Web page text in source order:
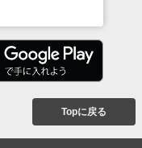
Topに戻る